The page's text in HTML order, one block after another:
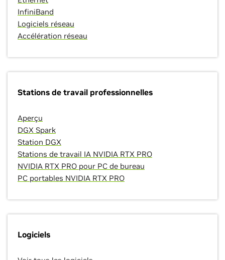
InfiniBand
Logiciels réseau
Accélération réseau
Stations de travail professionnelles
Aperçu
DGX Spark
Station DGX
Stations de travail IA NVIDIA RTX PRO
NVIDIA RTX PRO pour PC de bureau
PC portables NVIDIA RTX PRO
Logiciels